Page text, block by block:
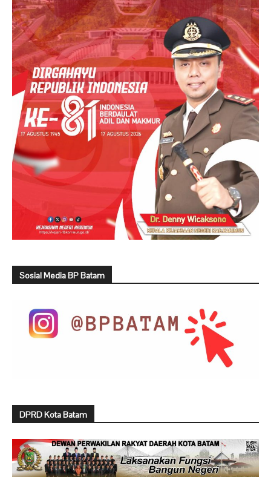
Sosial Media BP Batam
DPRD Kota Batam